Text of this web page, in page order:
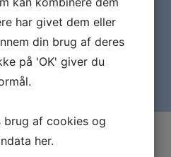
(Nyhedsbrev)
af webinaret
Niveau
har givet dem eller
din brug af deres
på 'OK' giver du
af cookies og
her.